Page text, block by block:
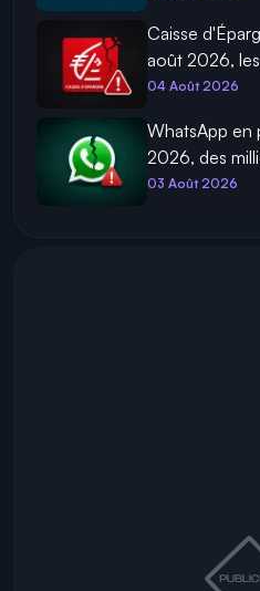
Caisse
août 2026,
04 Août 2026
WhatsApp en
2026, des
03 Août 2026